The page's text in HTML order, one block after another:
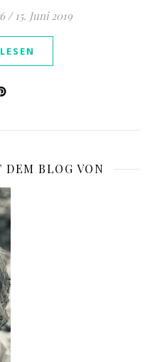
/ 15. Juni 2019
BLOG VON